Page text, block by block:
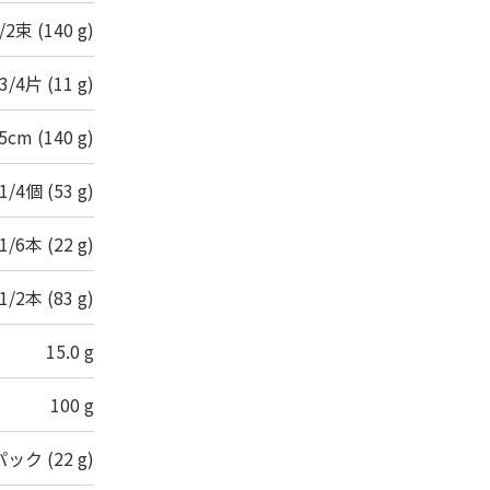
2束 (140 g)
3/4片 (11 g)
(140 g)
1/4個 (53 g)
1/6本 (22 g)
1/2本 (83 g)
15.0 g
100 g
ック (22 g)